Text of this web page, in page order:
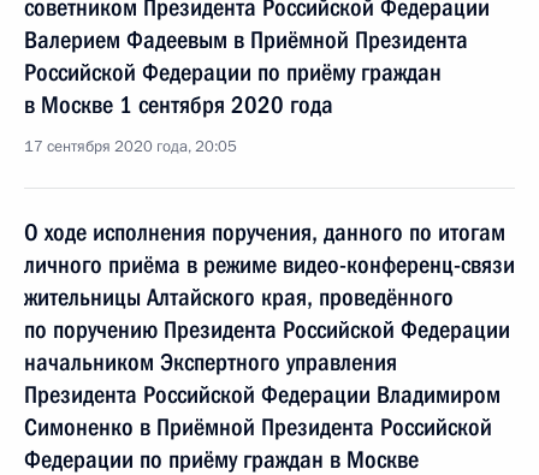
советником Президента Российской Федерации
Валерием Фадеевым в Приёмной Президента
Российской Федерации по приёму граждан
в Москве 1 сентября 2020 года
17 сентября 2020 года, 20:05
О ходе исполнения поручения, данного по итогам
личного приёма в режиме видео-конференц-связи
жительницы Алтайского края, проведённого
по поручению Президента Российской Федерации
начальником Экспертного управления
Президента Российской Федерации Владимиром
Симоненко в Приёмной Президента Российской
Федерации по приёму граждан в Москве